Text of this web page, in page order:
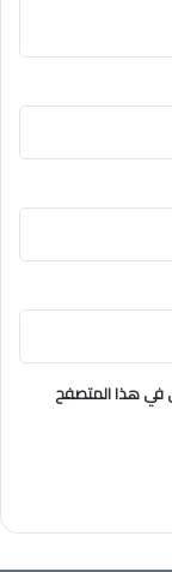
في هذا المتصفح